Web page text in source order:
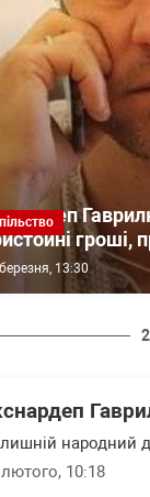
гроші,
13:30
народний
10:18